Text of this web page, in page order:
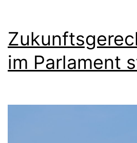
im Parlament